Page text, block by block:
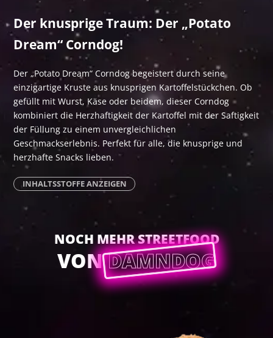
Der knusprige Traum: Der „Potato
Dream“ Corndog!
Der „Potato Dream“ Corndog begeistert durch seine
einzigartige Kruste aus knusprigen Kartoffelstückchen. Ob
gefüllt mit Wurst, Käse oder beidem, dieser Corndog
kombiniert die Herzhaftigkeit der Kartoffel mit der Saftigkeit
der Füllung zu einem unvergleichlichen
Geschmackserlebnis. Perfekt für alle, die knusprige und
herzhafte Snacks lieben.
INHALTSSTOFFE ANZEIGEN
NOCH MEHR STREETFOOD
VONDAMNDOG